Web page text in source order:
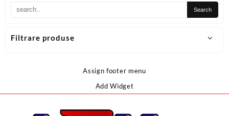
Filtrare produse
Assign footer menu
Add Widget